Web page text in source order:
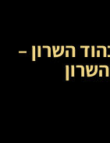
השרון –